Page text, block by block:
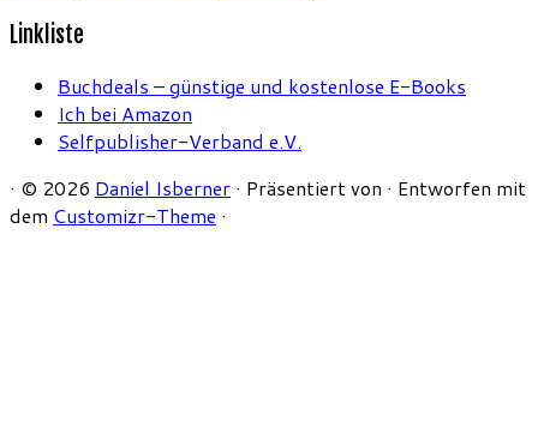
Linkliste
Buchdeals – günstige und kostenlose E-Books
Ich bei Amazon
Selfpublisher-Verband e.V.
· © 2026 Daniel Isberner · Präsentiert von · Entworfen mit
dem Customizr-Theme ·